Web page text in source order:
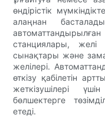
өндірістік
алаңнан
станциялары,
сынақтары және
желілері.
өткізу қабілетін
жеткізушілері
бөлшектерге
етеді.